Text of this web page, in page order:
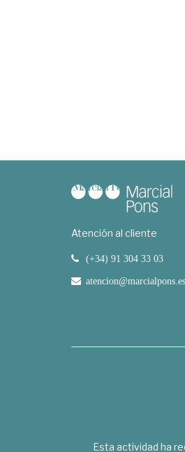
Atención al cliente
(+34) 91 304 33 03
atencion@marcialpons.es
Esta actividad ha